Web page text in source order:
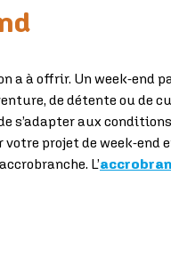
a à offrir. Un week-end
de détente ou
aux
projet de week-end
L’